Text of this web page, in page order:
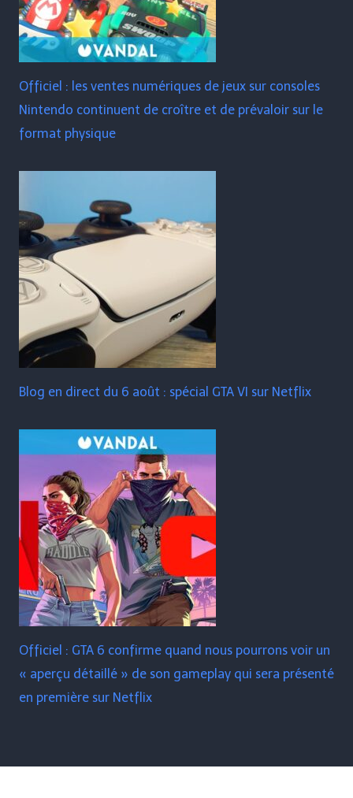
Officiel : les ventes numériques de jeux sur consoles
Nintendo continuent de croître et de prévaloir sur le
format physique
Blog en direct du 6 août : spécial GTA VI sur Netflix
Officiel : GTA 6 confirme quand nous pourrons voir un
« aperçu détaillé » de son gameplay qui sera présenté
en première sur Netflix